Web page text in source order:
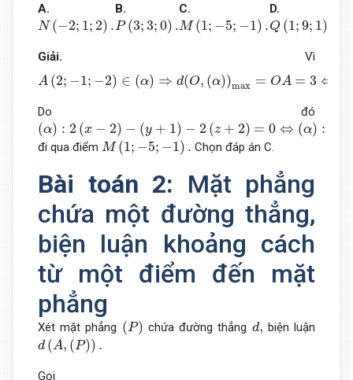
A.
N (−2; 1; 2) .
N(− ;1 2 .
B.
P (3;3;0) .
P(3; ;0 ).
C.
M (1; −5; −1) .
M(1; −
D.
Q (1;9; 1)
Q( 1; 9;1 ).
Giải. Vì
A (2; −1; −2) ∈ (α) ⇒ d(O, (α))max = OA = 3 ⇔
A(2; OA
Do đó
(α) : 2 (x − 2) − (y + 1) − 2 (z + 2) = 0 ⇔ (α) :
( ): (x − (y+ − z +2 0⇔ ) 2x −2 z − 9 0
đi qua điểm M (1; −5; −1) .
M(1; 5;− Chọn đáp án C.
Bài toán 2: Mặt phẳng
chứa một đường thẳng,
biện luận khoảng cách
từ một điểm đến mặt
phẳng
Xét mặt phẳng (P)
(P) chứa đường thẳng d,
d, biện luận
d (A, (P)) .
d(A, P)).
Gọi